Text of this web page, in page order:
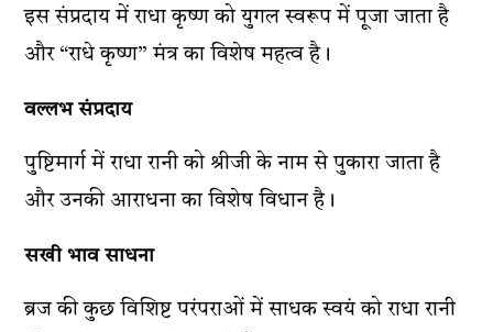
इस संप्रदाय में राधा कृष्ण को युगल स्वरूप में पूजा जाता है
और “राधे कृष्ण” मंत्र का विशेष महत्व है।
वल्लभ संप्रदाय
पुष्टिमार्ग में राधा रानी को श्रीजी के नाम से पुकारा जाता है
और उनकी आराधना का विशेष विधान है।
सखी भाव साधना
ब्रज की कुछ विशिष्ट परंपराओं में साधक स्वयं को राधा रानी